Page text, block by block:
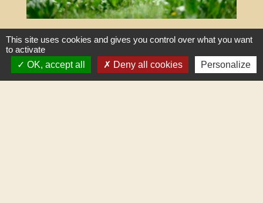
This site uses cookies and gives you control over what you want
to activate
OK, accept all
Deny all cookies Personalize